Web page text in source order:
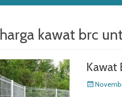
harga kawat brc
Kawat
Posted